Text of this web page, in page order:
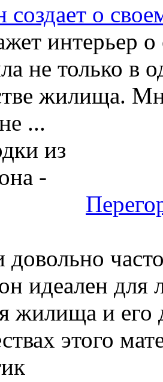
создает о
интерьер
не только в
жилища.
...
довольно
идеален
жилища и
этого